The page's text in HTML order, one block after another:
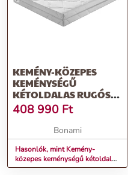
KEMÉNY-KÖZEPES
KEMÉNYSÉGŰ
KÉTOLDALAS RUGÓS
MATRAC 180X200 CM
BONFLEX HR BIO –
408 990 Ft
Bonami
Hasonlók, mint Kemény-
közepes keménységű kétoldalas
rugós matrac 180x200 cm